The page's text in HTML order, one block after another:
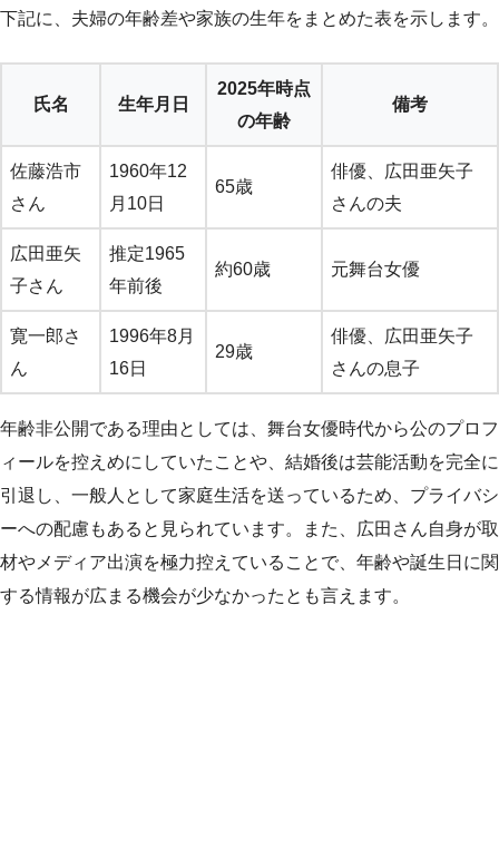
下記に、夫婦の年齢差や家族の生年をまとめた表を示します。
氏名 生年月日
2025年時点
の年齢
備考
佐藤浩市
さん
1960年12
月10日
65歳
俳優、広田亜矢子
さんの夫
広田亜矢
子さん
推定1965
年前後
約60歳 元舞台女優
寛一郎さ
ん
1996年8月
16日
29歳
俳優、広田亜矢子
さんの息子
年齢非公開である理由としては、舞台女優時代から公のプロフ
ィールを控えめにしていたことや、結婚後は芸能活動を完全に
引退し、一般人として家庭生活を送っているため、プライバシ
ーへの配慮もあると見られています。また、広田さん自身が取
材やメディア出演を極力控えていることで、年齢や誕生日に関
する情報が広まる機会が少なかったとも言えます。